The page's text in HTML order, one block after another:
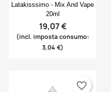
Latakisssimo - Mix And Vape
20ml
19,07 €
(incl. imposta consumo:
3,04 €)
favorite_border